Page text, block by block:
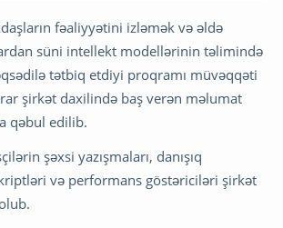
fəaliyyətini izləmək və əldə
süni intellekt modellərinin təlimində
tətbiq etdiyi proqramı müvəqqəti
şirkət daxilində baş verən məlumat
qəbul edilib.
şəxsi yazışmaları, danışıq
və performans göstəriciləri şirkət